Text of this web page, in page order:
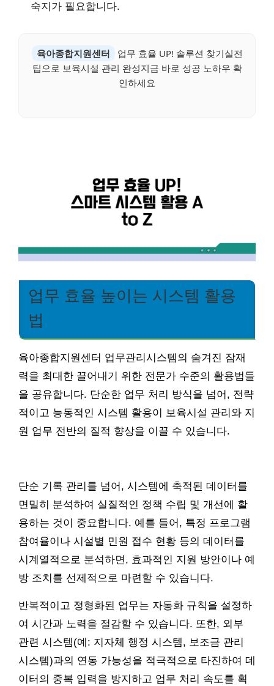
숙지가 필요합니다.
육아종합지원센터
업무 효율 UP! 솔루션 찾기실전
팁으로 보육시설 관리 완성지금 바로 성공 노하우 확
인하세요
업무 효율 높이는 시스템 활용
법
육아종합지원센터 업무관리시스템의 숨겨진 잠재
력을 최대한 끌어내기 위한 전문가 수준의 활용법들
을 공유합니다. 단순한 업무 처리 방식을 넘어, 전략
적이고 능동적인 시스템 활용이 보육시설 관리와 지
원 업무 전반의 질적 향상을 이끌 수 있습니다.
단순 기록 관리를 넘어, 시스템에 축적된 데이터를
면밀히 분석하여 실질적인 정책 수립 및 개선에 활
용하는 것이 중요합니다. 예를 들어, 특정 프로그램
참여율이나 시설별 민원 접수 현황 등의 데이터를
시계열적으로 분석하면, 효과적인 지원 방안이나 예
방 조치를 선제적으로 마련할 수 있습니다.
반복적이고 정형화된 업무는 자동화 규칙을 설정하
여 시간과 노력을 절감할 수 있습니다. 또한, 외부
관련 시스템(예: 지자체 행정 시스템, 보조금 관리
시스템)과의 연동 가능성을 적극적으로 타진하여 데
이터의 중복 입력을 방지하고 업무 처리 속도를 획